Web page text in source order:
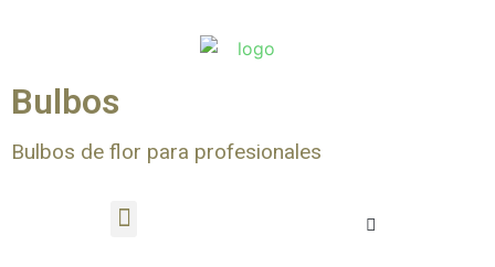
Bulbos
Bulbos de flor para profesionales